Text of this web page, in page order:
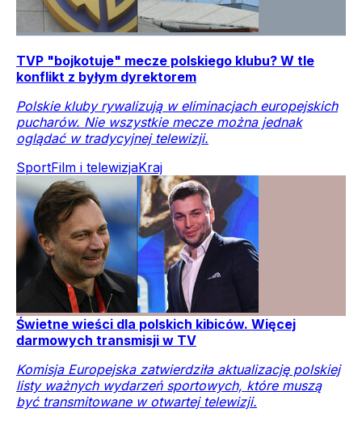
TVP "bojkotuje" mecze polskiego klubu? W tle
konflikt z byłym dyrektorem
Polskie kluby rywalizują w eliminacjach europejskich
pucharów. Nie wszystkie mecze można jednak
oglądać w tradycyjnej telewizji.
SportFilm i telewizjaKraj
Świetne wieści dla polskich kibiców. Więcej
darmowych transmisji w TV
Komisja Europejska zatwierdziła aktualizację polskiej
listy ważnych wydarzeń sportowych, które muszą
być transmitowane w otwartej telewizji.